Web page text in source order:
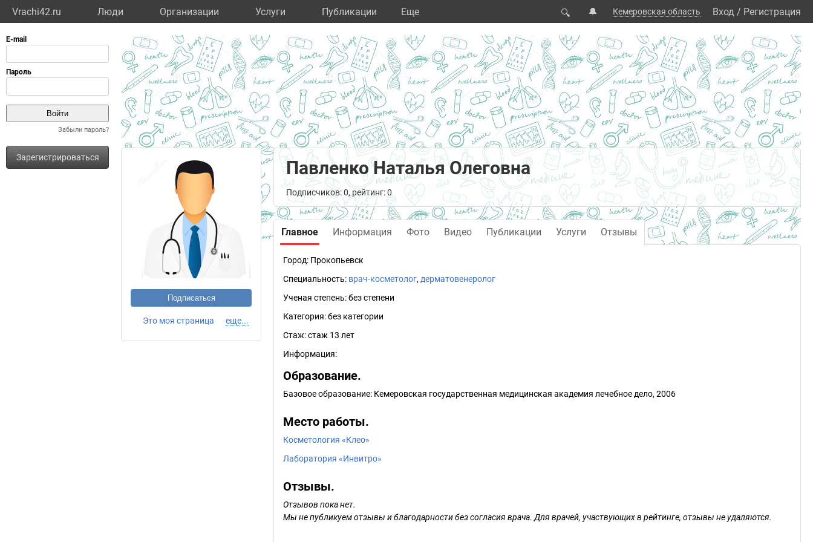
Vrachi42.ru Люди Организации Услуги Публикации Eще 🔍 🔔 Кемеровская область Вход / Регистрация
Забыли пароль?
Зарегистрироваться
Подписаться
Это моя страница еще...
Павленко Наталья Олеговна
Подписчиков: 0, рейтинг: 0
Главное Информация Фото Видео Публикации Услуги Отзывы
Город: Прокопьевск
Специальность: врач-косметолог, дерматовенеролог
Ученая степень:без степени
Категория:без категории
Стаж:стаж 13 лет
Информация:
Образование.
Базовое образование: Кемеровская государственная медицинская академия лечебное дело, 2006
Место работы.
Косметология «Клео»
Лаборатория «Инвитро»
Отзывы.
Отзывов пока нет.
Мы не публикуем отзывы и благодарности без согласия врача. Для врачей, участвующих в рейтинге, отзывы не удаляются.